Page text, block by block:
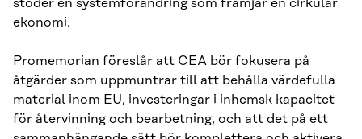
stöder en systemförändring som främjar en cirkulär
ekonomi.
Promemorian föreslår att CEA bör fokusera på
åtgärder som uppmuntrar till att behålla värdefulla
material inom EU, investeringar i inhemsk kapacitet
för återvinning och bearbetning, och att det på ett